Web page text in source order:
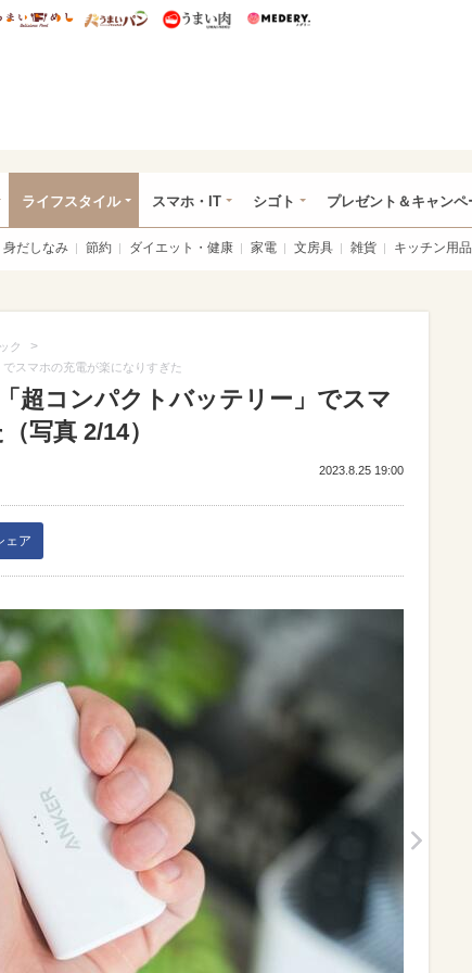
研 ディズニー特集
うまいめし うまいパン うまい肉
ライフスタイル スマホ・IT シゴト プレゼント＆キャンペ
身だしなみ 節約 ダイエット・健康 家電 文房具 雑貨 キッチン用品
ク >
スマホの充電が楽になりすぎた
超コンパクトバッテリー」でスマ
写真 2/14）
2023.8.25 19:00
ェア